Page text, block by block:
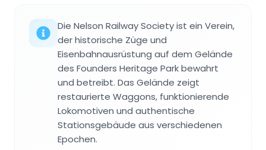
Die Nelson Railway Society ist ein Verein,
der historische Züge und
Eisenbahnausrüstung auf dem Gelände
des Founders Heritage Park bewahrt
und betreibt. Das Gelände zeigt
restaurierte Waggons, funktionierende
Lokomotiven und authentische
Stationsgebäude aus verschiedenen
Epochen.